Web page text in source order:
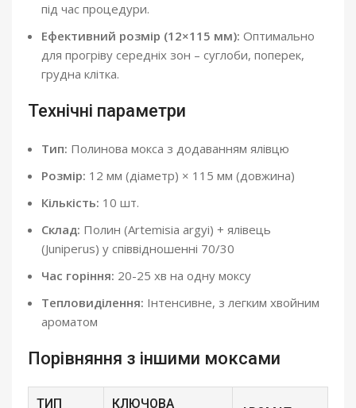
під час процедури.
Ефективний розмір (12×115 мм): Оптимально
для прогріву середніх зон – суглоби, поперек,
грудна клітка.
Технічні параметри
Тип: Полинова мокса з додаванням ялівцю
Розмір: 12 мм (діаметр) × 115 мм (довжина)
Кількість: 10 шт.
Склад: Полин (Artemisia argyi) + ялівець
(Juniperus) у співвідношенні 70/30
Час горіння: 20-25 хв на одну моксу
Тепловиділення: Інтенсивне, з легким хвойним
ароматом
Порівняння з іншими моксами
ТИП КЛЮЧОВА